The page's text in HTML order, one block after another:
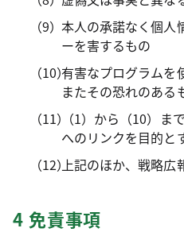
本人の承諾なく個人
ーを害するもの
有害なプログラムを
またその恐れのある
（1）から（10）ま
へのリンクを目的と
上記のほか、戦略広
4 免責事項